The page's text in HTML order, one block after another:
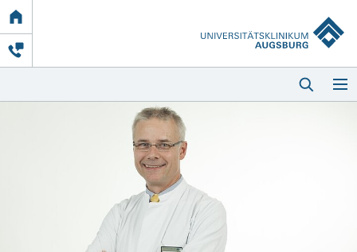
Link
zur
Startseite